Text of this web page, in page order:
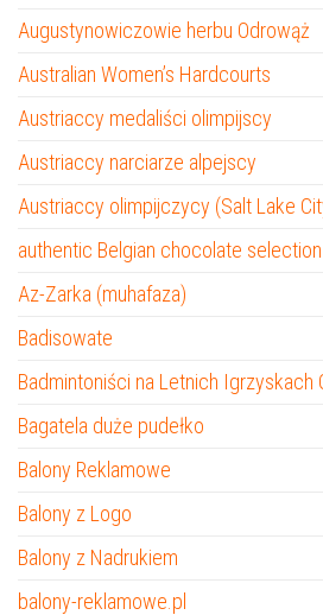
Augustynowiczowie herbu Odrowąż
Australian Women’s Hardcourts
Austriaccy medaliści olimpijscy
Austriaccy narciarze alpejscy
Austriaccy olimpijczycy (Salt Lake
authentic Belgian chocolate selection
Az-Zarka (muhafaza)
Badisowate
Badmintoniści na Letnich Igrzyskach
Bagatela duże pudełko
Balony Reklamowe
Balony z Logo
Balony z Nadrukiem
balony-reklamowe.pl